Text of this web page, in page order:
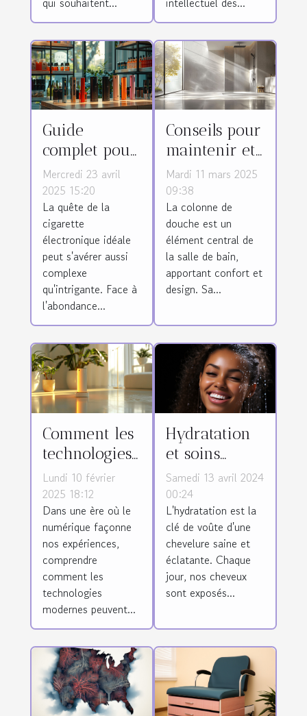
Guide
complet pour
choisir une
cigarette
électronique
adaptée
Mercredi 23 avril
2025 15:20
La quête de la
cigarette
électronique idéale
peut s'avérer aussi
complexe
qu'intrigante. Face à
l'abondance...
Conseils pour
maintenir et
nettoyer
efficacement
votre colonne
de douche
Mardi 11 mars 2025
09:38
La colonne de
douche est un
élément central de
la salle de bain,
apportant confort et
design. Sa...
Comment les
technologies
modernes
peuvent
enrichir
votre
quotidien
Lundi 10 février
2025 18:12
Dans une ère où le
numérique façonne
nos expériences,
comprendre
comment les
technologies
modernes peuvent...
Hydratation
et soins
capillaires :
l'importance
de l'eau pour
vos cheveux
Samedi 13 avril 2024
00:24
L'hydratation est la
clé de voûte d'une
chevelure saine et
éclatante. Chaque
jour, nos cheveux
sont exposés...